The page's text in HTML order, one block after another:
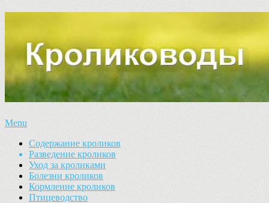
Menu
Содержание кроликов
Разведение кроликов
Уход за кроликами
Болезни кроликов
Кормление кроликов
Птицеводство